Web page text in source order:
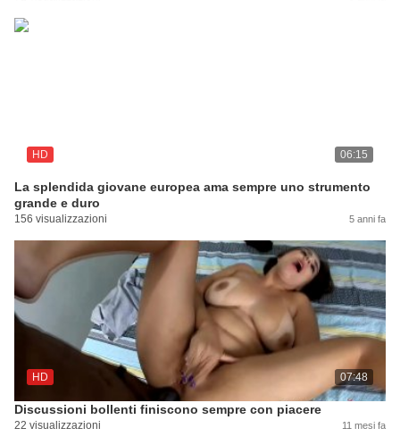
HD 06:15
La splendida giovane europea ama sempre uno strumento
grande e duro
156 visualizzazioni 5 anni fa
HD 07:48
Discussioni bollenti finiscono sempre con piacere
22 visualizzazioni 11 mesi fa